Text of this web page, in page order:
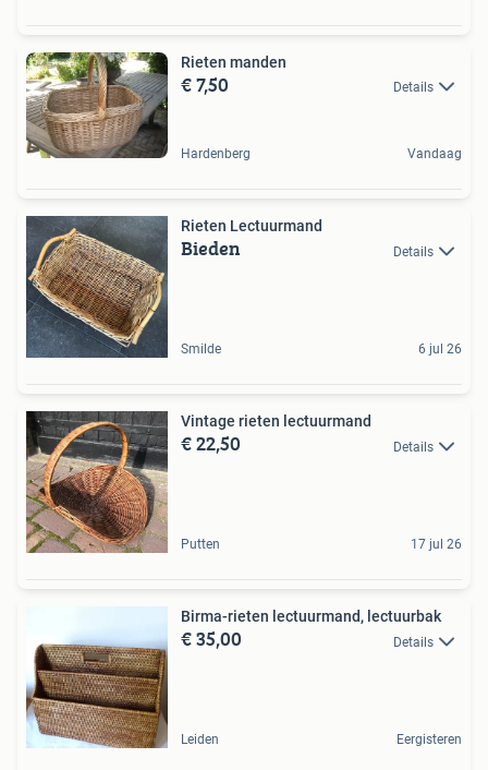
Rieten manden
€ 7,50 Details
Hardenberg Vandaag
Rieten Lectuurmand
Bieden Details
Smilde 6 jul 26
Vintage rieten lectuurmand
€ 22,50 Details
Putten 17 jul 26
Birma-rieten lectuurmand, lectuurbak
€ 35,00 Details
Leiden Eergisteren